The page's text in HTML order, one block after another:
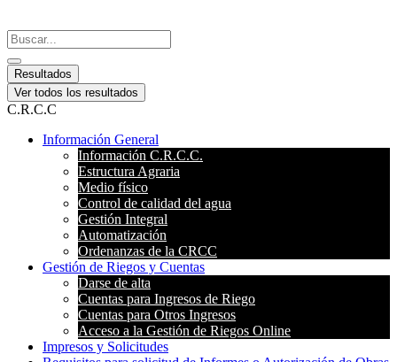
Search
...
Resultados
Ver todos los resultados
C.R.C.C
Información General
Información C.R.C.C.
Estructura Agraria
Medio físico
Control de calidad del agua
Gestión Integral
Automatización
Ordenanzas de la CRCC
Gestión de Riegos y Cuentas
Darse de alta
Cuentas para Ingresos de Riego
Cuentas para Otros Ingresos
Acceso a la Gestión de Riegos Online
Impresos y Solicitudes